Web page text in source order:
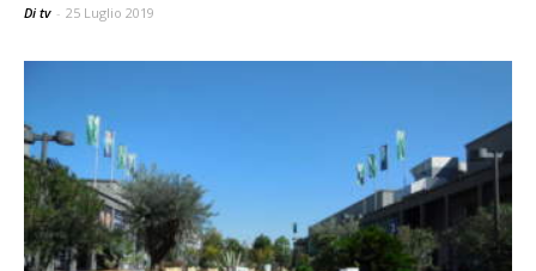
Di tv - 25 Luglio 2019